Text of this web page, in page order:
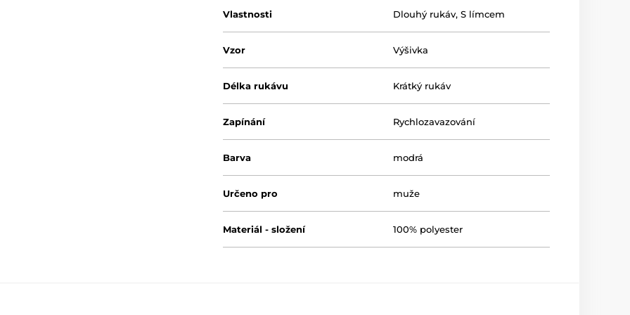
Vlastnosti Dlouhý rukáv,S límcem
Vzor Výšivka
Délka rukávu Krátký rukáv
Zapínání Rychlozavazování
Barva modrá
Určeno pro muže
Materiál - složení 100% polyester